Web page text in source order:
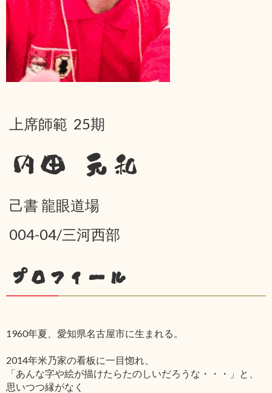
上席師範 25期
内田 元和
己書 龍眼道場
004-04/三河西部
プロフィール
1960年夏、愛知県名古屋市に生まれる。
2014年米乃家の看板に一目惚れ、
「あんな字や絵が描けたらたのしいだろうな・・・」と、
思いつつ縁がなく